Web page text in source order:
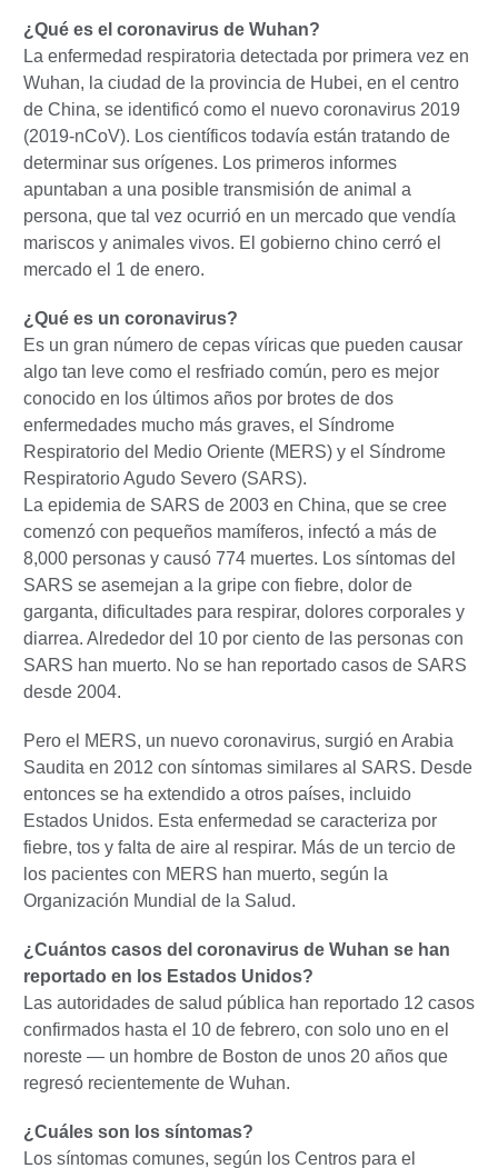
¿Qué es el coronavirus de Wuhan?
La enfermedad respiratoria detectada por primera vez en
Wuhan, la ciudad de la provincia de Hubei, en el centro
de China, se identificó como el nuevo coronavirus 2019
(2019-nCoV). Los científicos todavía están tratando de
determinar sus orígenes. Los primeros informes
apuntaban a una posible transmisión de animal a
persona, que tal vez ocurrió en un mercado que vendía
mariscos y animales vivos. El gobierno chino cerró el
mercado el 1 de enero.
¿Qué es un coronavirus?
Es un gran número de cepas víricas que pueden causar
algo tan leve como el resfriado común, pero es mejor
conocido en los últimos años por brotes de dos
enfermedades mucho más graves, el Síndrome
Respiratorio del Medio Oriente (MERS) y el Síndrome
Respiratorio Agudo Severo (SARS).
La epidemia de SARS de 2003 en China, que se cree
comenzó con pequeños mamíferos, infectó a más de
8,000 personas y causó 774 muertes. Los síntomas del
SARS se asemejan a la gripe con fiebre, dolor de
garganta, dificultades para respirar, dolores corporales y
diarrea. Alrededor del 10 por ciento de las personas con
SARS han muerto. No se han reportado casos de SARS
desde 2004.
Pero el MERS, un nuevo coronavirus, surgió en Arabia
Saudita en 2012 con síntomas similares al SARS. Desde
entonces se ha extendido a otros países, incluido
Estados Unidos. Esta enfermedad se caracteriza por
fiebre, tos y falta de aire al respirar. Más de un tercio de
los pacientes con MERS han muerto, según la
Organización Mundial de la Salud.
¿Cuántos casos del coronavirus de Wuhan se han
reportado en los Estados Unidos?
Las autoridades de salud pública han reportado 12 casos
confirmados hasta el 10 de febrero, con solo uno en el
noreste — un hombre de Boston de unos 20 años que
regresó recientemente de Wuhan.
¿Cuáles son los síntomas?
Los síntomas comunes, según los Centros para el